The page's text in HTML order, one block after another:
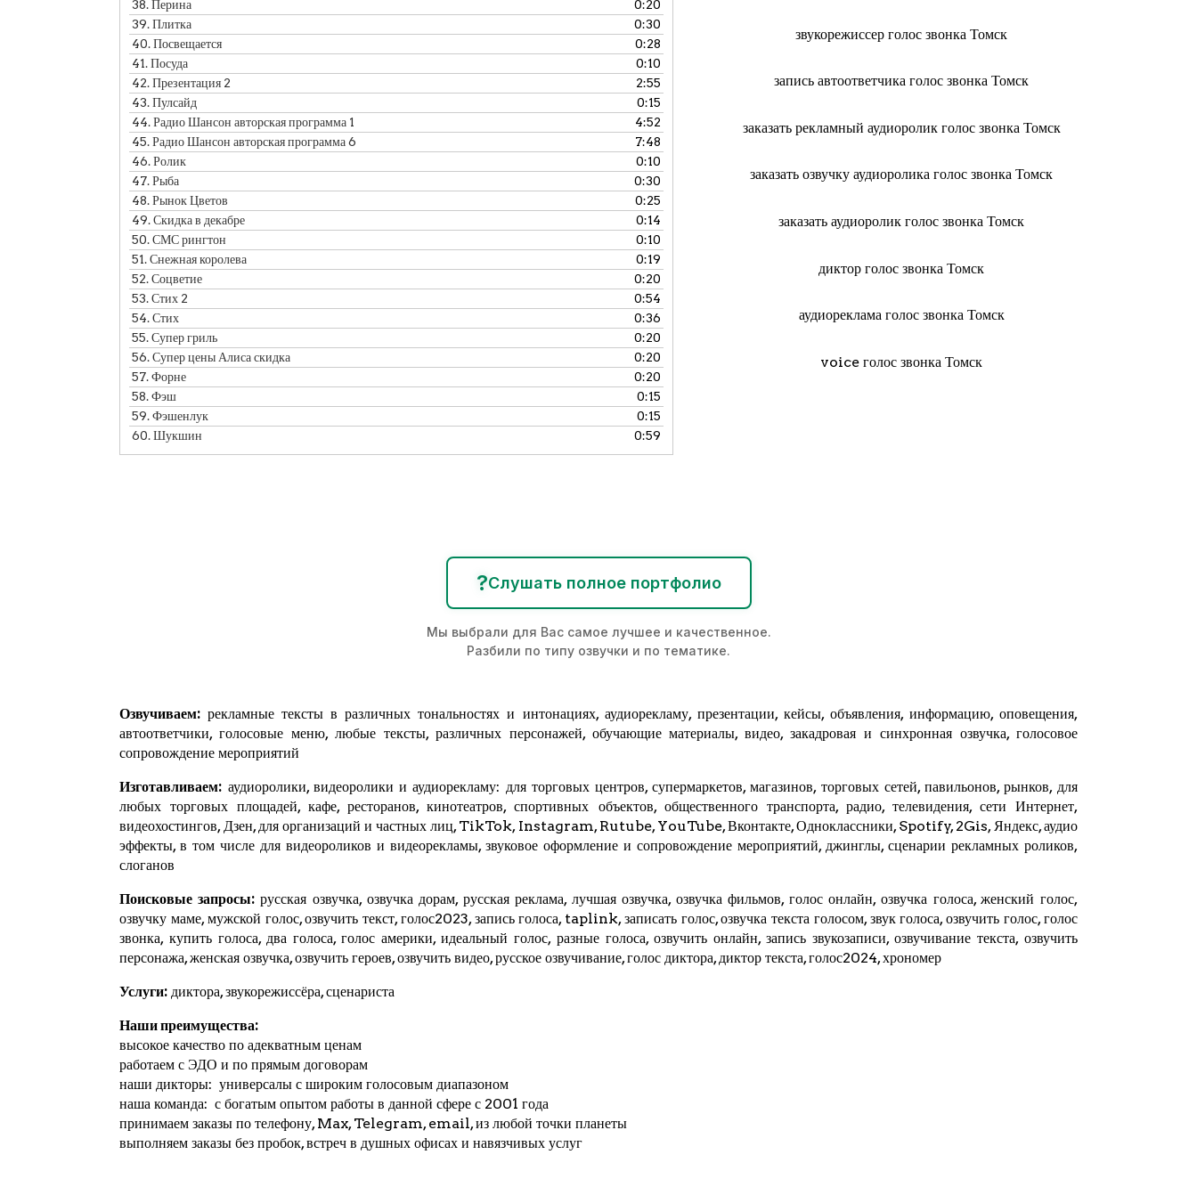
38.Перина
0:20
39.Плитка
0:30
40.Посвещается
0:28
41.Посуда
0:10
42.Презентация 2
2:55
43.Пулсайд
0:15
44.Радио Шансон авторская программа 1
4:52
45.Радио Шансон авторская программа 6
7:48
46.Ролик
0:10
47.Рыба
0:30
48.Рынок Цветов
0:25
49.Скидка в декабре
0:14
50.СМС рингтон
0:10
51.Снежная королева
0:19
52.Соцветие
0:20
53.Стих 2
0:54
54.Стих
0:36
55.Супер гриль
0:20
56.Супер цены Алиса скидка
0:20
57.Форне
0:20
58.Фэш
0:15
59.Фэшенлук
0:15
60.Шукшин 0:59
звукорежиссер голос звонка Томск
запись автоответчика голос звонка Томск
заказать рекламный аудиоролик голос звонка Томск
заказать озвучку аудиоролика голос звонка Томск
заказать аудиоролик голос звонка Томск
диктор голос звонка Томск
аудиореклама голос звонка Томск
voice голос звонка Томск
?Слушать полное портфолио
Мы выбрали для Вас самое лучшее и качественное.
Разбили по типу озвучки и по тематике.
Озвучиваем: рекламные тексты в различных тональностях и интонациях, аудиорекламу, презентации, кейсы, объявления, информацию, оповещения,
автоответчики, голосовые меню, любые тексты, различных персонажей, обучающие материалы, видео, закадровая и синхронная озвучка, голосовое
сопровождение мероприятий
Изготавливаем: аудиоролики, видеоролики и аудиорекламу: для торговых центров, супермаркетов, магазинов, торговых сетей, павильонов, рынков, для
любых торговых площадей, кафе, ресторанов, кинотеатров, спортивных объектов, общественного транспорта, радио, телевидения, сети Интернет,
видеохостингов,Дзен, для организаций и частных лиц,TikTok, Instagram,Rutube,YouTube,Вконтакте, Одноклассники, Spotify,2Gis,Яндекс, аудио
эффекты, в том числе для видеороликов и видеорекламы, звуковое оформление и сопровождение мероприятий, джинглы, сценарии рекламных роликов,
слоганов
Поисковые запросы:русская озвучка, озвучка дорам, русская реклама, лучшая озвучка, озвучка фильмов, голос онлайн, озвучка голоса, женский голос,
озвучку маме, мужской голос, озвучить текст, голос2023, запись голоса, taplink, записать голос, озвучка текста голосом, звук голоса, озвучить голос, голос
звонка, купить голоса, два голоса, голос америки, идеальный голос, разные голоса, озвучить онлайн, запись звукозаписи, озвучивание текста, озвучить
персонажа, женская озвучка, озвучить героев, озвучить видео, русское озвучивание, голос диктора, диктор текста, голос2024,хрономер
Услуги: диктора, звукорежиссёра, сценариста
Наши преимущества:
высокое качество по адекватным ценам
работаем с ЭДО и по прямым договорам
наши дикторы: универсалы с широким голосовым диапазоном
наша команда: с богатым опытом работы в данной сфере с 2001 года
принимаем заказы по телефону, Max,Telegram, email, из любой точки планеты
выполняем заказы без пробок, встреч в душных офисах и навязчивых услуг